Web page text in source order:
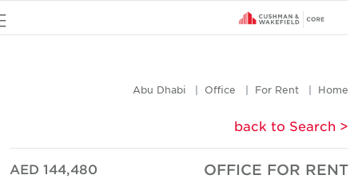
Home
For Rent
Office
Abu Dhabi
< back to Search
OFFICE FOR RENT
AED 144,480